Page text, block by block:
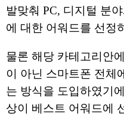
발맞춰 PC, 디지털 분
에 대한 어워드를 선정
물론 해당 카테고리안
이 아닌 스마트폰 전체
는 방식을 도입하였기
상이 베스트 어워드에